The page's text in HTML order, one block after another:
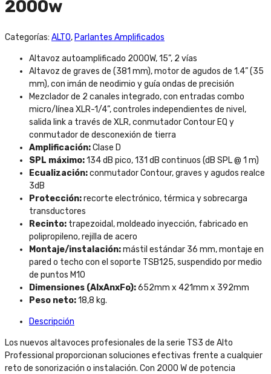
2000w
Categorías: ALTO, Parlantes Amplificados
Altavoz autoamplificado 2000W, 15”, 2 vías
Altavoz de graves de (381 mm), motor de agudos de 1.4” (35
mm), con imán de neodimio y guía ondas de precisión
Mezclador de 2 canales integrado, con entradas combo
micro/línea XLR-1/4”, controles independientes de nivel,
salida link a través de XLR, conmutador Contour EQ y
conmutador de desconexión de tierra
Amplificación:Clase D
SPL máximo:134 dB pico, 131 dB continuos (dB SPL @ 1 m)
Ecualización:conmutador Contour, graves y agudos realce
3dB
Protección:recorte electrónico, térmica y sobrecarga
transductores
Recinto: trapezoidal, moldeado inyección, fabricado en
polipropileno, rejilla de acero
Montaje/instalación:mástil estándar 36 mm, montaje en
pared o techo con el soporte TSB125, suspendido por medio
de puntos M10
Dimensiones (AlxAnxFo):652mm x 421mm x 392mm
Peso neto:18,8 kg.
Descripción
Los nuevos altavoces profesionales de la serie TS3 de Alto
Professional proporcionan soluciones efectivas frente a cualquier
reto de sonorización o instalación. Con 2000 W de potencia